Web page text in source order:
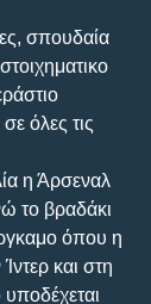
σπουδαία
όλες τις
η Άρσεναλ
το βραδάκι
όπου η
και στη